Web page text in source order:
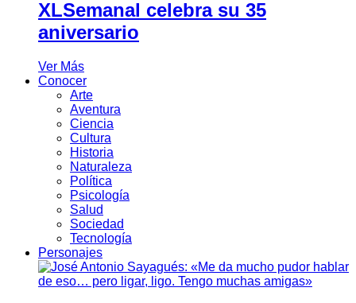
XLSemanal celebra su 35
aniversario
Ver Más
Conocer
Arte
Aventura
Ciencia
Cultura
Historia
Naturaleza
Política
Psicología
Salud
Sociedad
Tecnología
Personajes